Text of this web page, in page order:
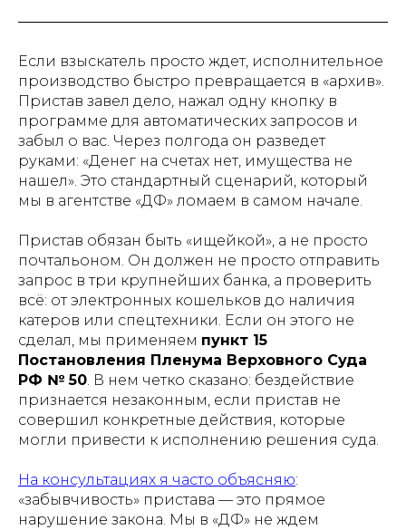
Если взыскатель просто ждет, исполнительное
производство быстро превращается в «архив».
Пристав завел дело, нажал одну кнопку в
программе для автоматических запросов и
забыл о вас. Через полгода он разведет
руками: «Денег на счетах нет, имущества не
нашел». Это стандартный сценарий, который
мы в агентстве «ДФ» ломаем в самом начале.
Пристав обязан быть «ищейкой», а не просто
почтальоном. Он должен не просто отправить
запрос в три крупнейших банка, а проверить
всё: от электронных кошельков до наличия
катеров или спецтехники. Если он этого не
сделал, мы применяем пункт 15
Постановления Пленума Верховного Суда
РФ № 50. В нем четко сказано: бездействие
признается незаконным, если пристав не
совершил конкретные действия, которые
могли привести к исполнению решения суда.
На консультациях я часто объясняю:
«забывчивость» пристава — это прямое
нарушение закона. Мы в «ДФ» не ждем